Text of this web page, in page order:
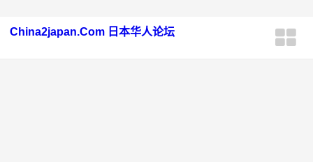
China2japan.Com 日本华人论坛